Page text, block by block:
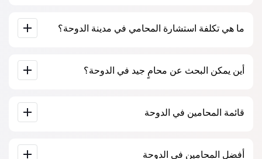
نوصي بعدم التأخير في الاتصال وحل المشكلة في “المهد”.
يتم تحديد أسعار خدمات المحامين حسب حجم العمل ومدى تعقيد
القضية. تبدأ خدمات المحامين بمتوسط ​​500 ريال قطري. اختيار
المرشحين على أساس التقييمات والآراء. كثير منهم لديهم أمثلة
ما هي تكلفة استشارة المحامي في مدينة الدوحة؟
تبدأ استشارة المحامين في الدوحة من 500 ريال قطري وأكثر (قد
تختلف الأسعار حسب تعقيد المسألة وشكل الرد).
أين يمكن البحث عن محامٍ جيد في الدوحة؟
يمكن القيام بذلك على موقع البحث عن المحامين القطري Jur-
qa.com مجانًا تمامًا. من المهم معرفة أن البحث السهل والتواصل
مع المتخصص متاحان مجانًا، ولكن الاستشارة والخدمات التي
قائمة المحامين في الدوحة
قاعدة بيانات كاملة للمحامين في الدوحة على شكل قائمة، خصيصًا
لكم. سيرة ذاتية كاملة للمحامين مع أرقام هواتفهم.
أفضل المحامين في الدوحة